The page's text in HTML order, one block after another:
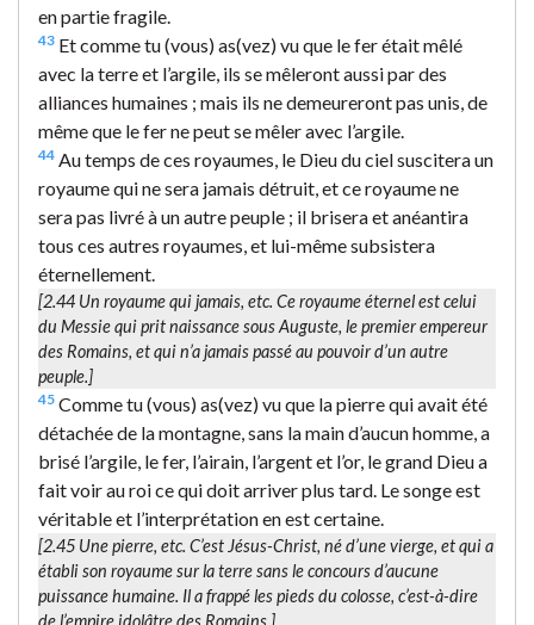
en partie fragile.
43 Et comme tu (vous) as(vez) vu que le fer était mêlé
avec la terre et l’argile, ils se mêleront aussi par des
alliances humaines ; mais ils ne demeureront pas unis, de
même que le fer ne peut se mêler avec l’argile.
44 Au temps de ces royaumes, le Dieu du ciel suscitera un
royaume qui ne sera jamais détruit, et ce royaume ne
sera pas livré à un autre peuple ; il brisera et anéantira
tous ces autres royaumes, et lui-même subsistera
éternellement.
[2.44 Un royaume qui jamais, etc. Ce royaume éternel est celui
du Messie qui prit naissance sous Auguste, le premier empereur
des Romains, et qui n’a jamais passé au pouvoir d’un autre
peuple.]
45 Comme tu (vous) as(vez) vu que la pierre qui avait été
détachée de la montagne, sans la main d’aucun homme, a
brisé l’argile, le fer, l’airain, l’argent et l’or, le grand Dieu a
fait voir au roi ce qui doit arriver plus tard. Le songe est
véritable et l’interprétation en est certaine.
[2.45 Une pierre, etc. C’est Jésus-Christ, né d’une vierge, et qui a
établi son royaume sur la terre sans le concours d’aucune
puissance humaine. Il a frappé les pieds du colosse, c’est-à-dire
de l’empire idolâtre des Romains.]